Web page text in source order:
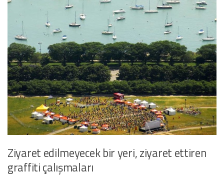
Ziyaret edilmeyecek bir yeri, ziyaret ettiren
graffiti çalışmaları